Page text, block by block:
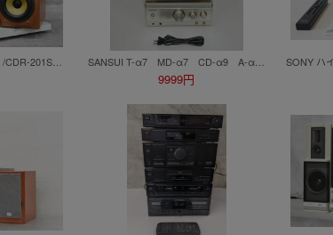
SANSUI T-α7 MD-α7 CD-α9 A-α9 チューナー MDレコーダー CDプレイヤー アンプ オーディオセット まとめ売り サンスイ 6L2127
9999円